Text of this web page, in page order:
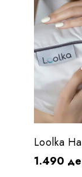
Loolka
1.490